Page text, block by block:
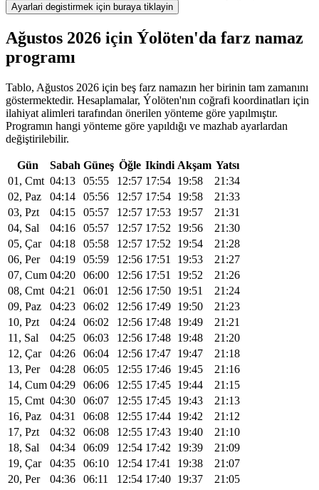
Ayarlari degistirmek için buraya tiklayin
Ağustos 2026 için Ýolöten'da farz namaz
programı
Tablo, Ağustos 2026 için beş farz namazın her birinin tam zamanını
göstermektedir. Hesaplamalar, Ýolöten'nın coğrafi koordinatları için
ilahiyat alimleri tarafından önerilen yönteme göre yapılmıştır.
Programın hangi yönteme göre yapıldığı ve mazhab ayarlardan
değiştirilebilir.
Gün Sabah Güneş Öğle Ikindi Akşam Yatsı
01, Cmt 04:13 05:55 12:57 17:54 19:58
21:34
02, Paz
04:14 05:56 12:57 17:54 19:58
21:33
03, Pzt
04:15 05:57 12:57 17:53 19:57
21:31
04, Sal
04:16 05:57 12:57 17:52 19:56
21:30
05, Çar
04:18 05:58 12:57 17:52 19:54
21:28
06, Per
04:19 05:59 12:56 17:51 19:53
21:27
07, Cum 04:20 06:00 12:56 17:51 19:52
21:26
08, Cmt 04:21 06:01 12:56 17:50 19:51
21:24
09, Paz
04:23 06:02 12:56 17:49 19:50
21:23
10, Pzt
04:24 06:02 12:56 17:48 19:49
21:21
11, Sal
04:25 06:03 12:56 17:48 19:48
21:20
12, Çar
04:26 06:04 12:56 17:47 19:47
21:18
13, Per
04:28 06:05 12:55 17:46 19:45
21:16
14, Cum 04:29 06:06 12:55 17:45 19:44
21:15
15, Cmt 04:30 06:07 12:55 17:45 19:43
21:13
16, Paz
04:31 06:08 12:55 17:44 19:42
21:12
17, Pzt
04:32 06:08 12:55 17:43 19:40
21:10
18, Sal
04:34 06:09 12:54 17:42 19:39
21:09
19, Çar
04:35 06:10 12:54 17:41 19:38
21:07
20, Per
04:36 06:11 12:54 17:40 19:37
21:05